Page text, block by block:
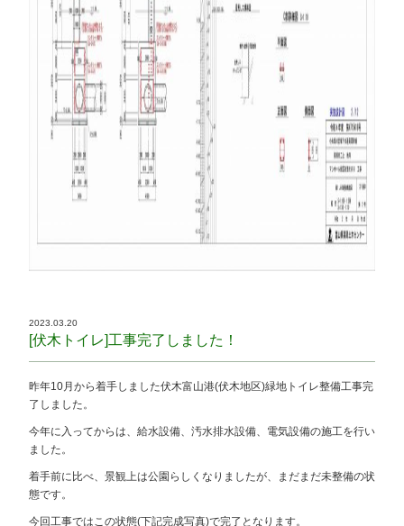
2023.03.20
[伏木トイレ]工事完了しました！
昨年10月から着手しました伏木富山港(伏木地区)緑地トイレ整備工事完
了しました。
今年に入ってからは、給水設備、汚水排水設備、電気設備の施工を行い
ました。
着手前に比べ、景観上は公園らしくなりましたが、まだまだ未整備の状
態です。
今回工事ではこの状態(下記完成写真)で完了となります。